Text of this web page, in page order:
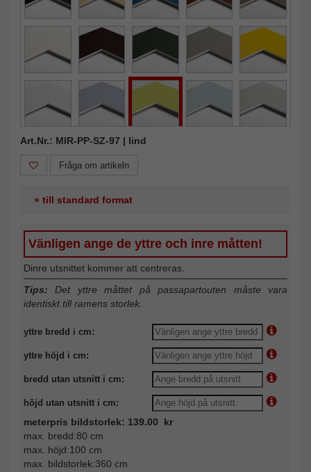
Art.Nr.: MIR-PP-SZ-97 | lind
Fråga om artikeln
» till standard format
Vänligen ange de yttre och inre måtten!
Dinre utsnittet kommer att centreras.
Tips: Det yttre måttet på passapartouten måste vara
identiskt till ramens storlek.
yttre bredd i cm:
yttre höjd i cm:
bredd utan utsnitt i cm:
höjd utan utsnitt i cm:
meterpris bildstorlek: 139.00 kr
max. bredd:80 cm
max. höjd:100 cm
max. bildstorlek:360 cm